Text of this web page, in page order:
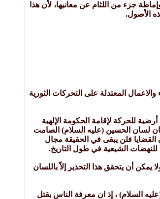
جزء من اللثام عن معانيها، لأن هذا
الأصول.
المعتدلة على التحركات الثورية
للحركة لإقامة الحكومة الإلهية
لسان الحسين (عليه السلام) الصامت
القضايا فلن يبقى في الحقيقة مجال
الشيعية في طول التاريخ.
يمكن أن يتحقق هذا التحذير إلاّ باللسان
السلام) ، إذ ان معرفة الناس بقتل